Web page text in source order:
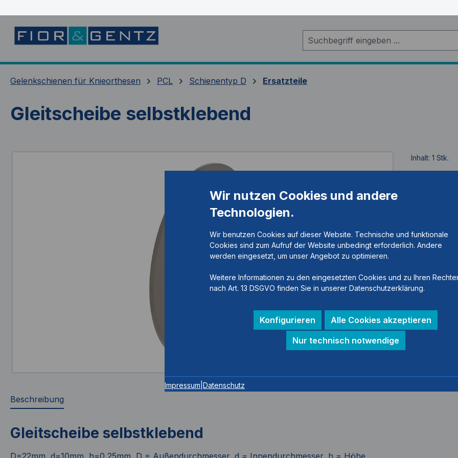
Gelenkschienen für Knieorthesen PCL Schienentyp D Ersatzteile
Gleitscheibe selbstklebend
Inhalt: 1 Stk.
Beschreibung
Gleitscheibe selbstklebend
D=22mm, d=10mm, h=0,25mm, D = Außendurchmesser, d = Innendurchmesser, h = Höhe
Wir nutzen Cookies und andere
Technologien.
Wir benutzen Cookies auf dieser Website. Technische und funktionale
Cookies sind zum Aufruf der Website unbedingt erforderlich. Andere
werden eingesetzt, um unser Angebot zu optimieren.
Weitere Informationen zu den eingesetzten Cookies und zu Ihren
nach Art. 13 DSGVO finden Sie in unserer Datenschutzerklärung.
Konfigurieren
Alle Cookies akzeptieren
Nur technisch notwendige
Impressum Datenschutz